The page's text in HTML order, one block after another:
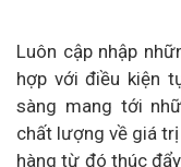
Luôn cập nhập
hợp với điều kiện
sàng mang tới
chất lượng về giá
hàng từ đó thúc